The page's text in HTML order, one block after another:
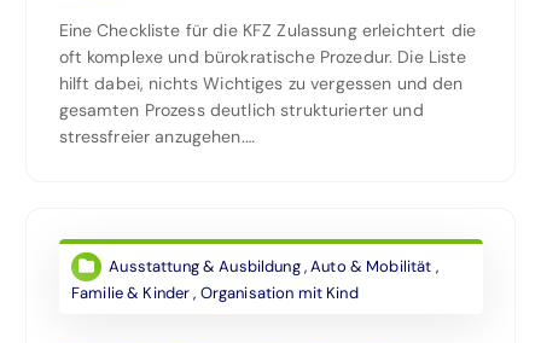
Eine Checkliste für die KFZ Zulassung erleichtert die
oft komplexe und bürokratische Prozedur. Die Liste
hilft dabei, nichts Wichtiges zu vergessen und den
gesamten Prozess deutlich strukturierter und
stressfreier anzugehen.…
Ausstattung & Ausbildung,Auto & Mobilität ,
Familie & Kinder, Organisation mit Kind